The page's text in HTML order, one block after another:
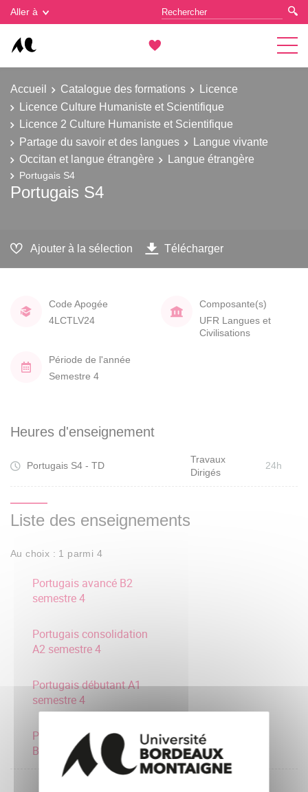
Aller à
Accueil Catalogue des formations
Licence
Licence Culture Humaniste et Scientifique
Licence 2 Culture Humaniste et Scientifique
Partage du savoir et des langues
Langue vivante
Occitan et langue étrangère
Langue étrangère
Portugais S4
Portugais S4
Ajouter à la sélection Télécharger
Code Apogée
4LCTLV24
Composante(s)
UFR Langues et
Civilisations
Période de l'année
Semestre 4
Heures d'enseignement
Portugais S4 - TD
Travaux
Dirigés
24h
Liste des enseignements
Au choix : 1 parmi 4
Portugais avancé B2
semestre 4
Portugais consolidation
A2 semestre 4
Portugais débutant A1
semestre 4
Portugais intermédiaire
B1 semestre 4
Gestion des cookies